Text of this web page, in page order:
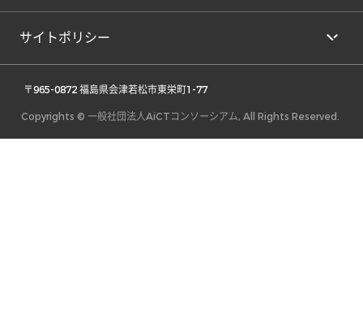
サイトポリシー
〒965-0872 福島県会津若松市東栄町1-77
Copyrights © 一般社団法人AiCTコンソーシアム, All Rights Reserved.